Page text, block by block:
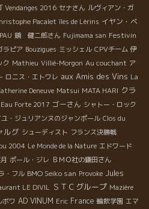
Vendanges 2016 セナさん ルヴィアン・ガ
Pacalet îles de Lérins イヤン・ベ
鏡 健二郎さん Fujimama san Festivin
ラピア Bouzigues ミッシェル CPVチーム 伊
ク Mathieu Villié-Morgon Au couchant ア
ロニス・エトワレ aux Amis des Vins La
Deneuve Matsui MATA HARI クラ
Eau Forte 2017 ゴーさん シャトー・ロック
・ジュリアンヌのジャンポール Clos du
ルグ シューディスト フランス決勝戦
2004 Le Monde de la Nature エドワード
ポール・ジレ ＢＭＯ社の鎌田さん
・フル BMO Seiko san Provoke Jules
LE DIVIL ＳＴＣグループ Mazière
ボワ AD VINUM Eric France 輪飲学園 エマ